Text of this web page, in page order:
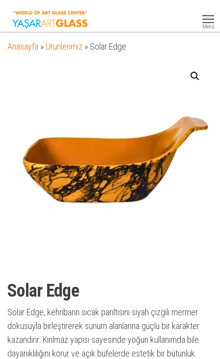
Glass
Menü
Anasayfa » Ürünlerimiz » Solar Edge
Solar Edge
Solar Edge, kehribarın sıcak parıltısını siyah çizgili mermer
dokusuyla birleştirerek sunum alanlarına güçlü bir karakter
kazandırır. Kırılmaz yapısı sayesinde yoğun kullanımda bile
dayanıklılığını korur ve açık büfelerde estetik bir bütünlük